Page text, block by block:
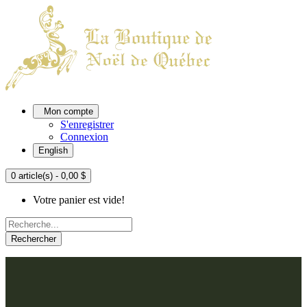
Mon compte
S'enregistrer
Connexion
English
0 article(s) - 0,00 $
Votre panier est vide!
Rechercher